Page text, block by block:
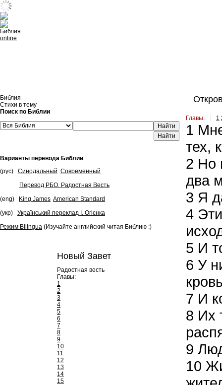
Библия
Стихи в тему
Поиск по Библии
Найти
Варианты перевода Библии
(рус)
Синодальный Современный
Перевод РБО. Радостная Весть
(eng)
King James American Standard
(укр)
Український переклад І. Огієнка
Режим Bilingua (Изучайте английский читая Библию :)
Новый Завет
Радостная весть
Главы:
1
2
3
4
5
6
7
8
9
10
11
12
13
14
15
Главы: 1
1
тех,
2 Но
два
3 Я
4
5 И
6 У
7 И
8 Их
9
10